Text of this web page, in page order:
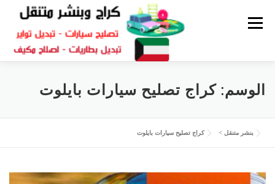
القائمة
كراج تصليح سيارات بنشر الكويت كراج متنقل
سكراب قطع غيار
الوسم:كراج تصليح سيارات بايلوت
بنشر متنقل > كراج تصليح سيارات بايلوت